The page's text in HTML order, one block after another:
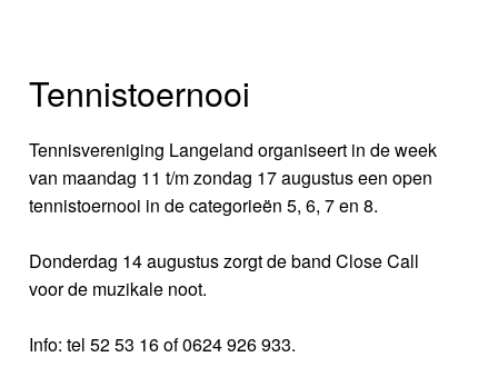
Tennistoernooi
Tennisvereniging Langeland organiseert in de week
van maandag 11 t/m zondag 17 augustus een open
tennistoernooi in de categorieën 5, 6, 7 en 8.
Donderdag 14 augustus zorgt de band Close Call
voor de muzikale noot.
Info: tel 52 53 16 of 0624 926 933.